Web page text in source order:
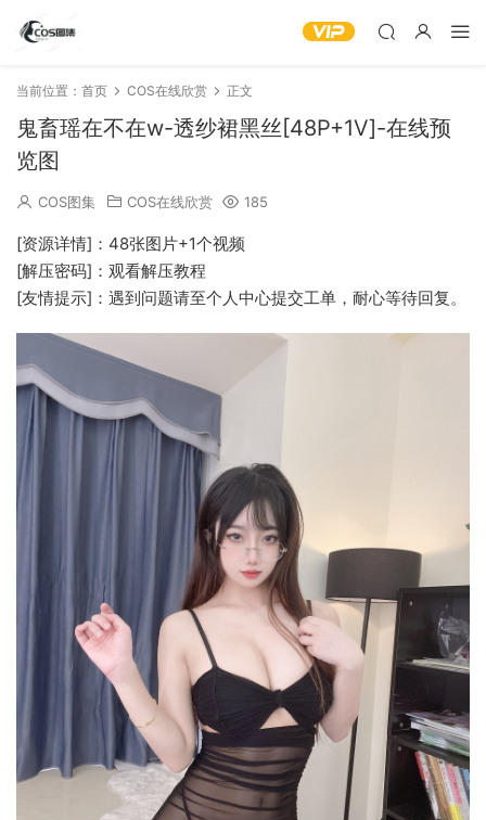
当前位置： 首页 COS在线欣赏 正文
鬼畜瑶在不在w-透纱裙黑丝[48P+1V]-在线预
览图
COS图集 COS在线欣赏 185
[资源详情]：48张图片+1个视频
[解压密码]：观看解压教程
[友情提示]：遇到问题请至个人中心提交工单，耐心等待回复。